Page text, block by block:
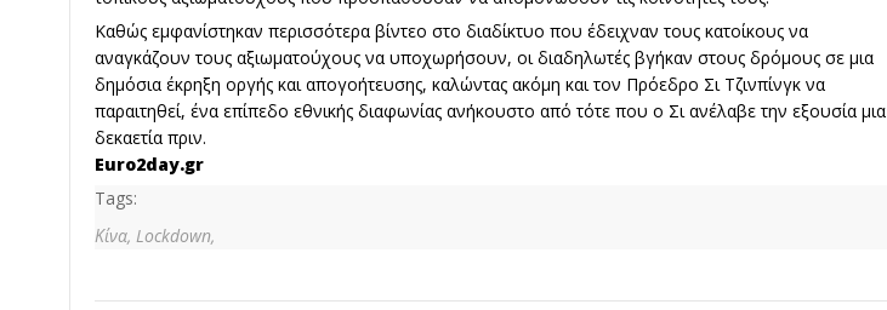
Καθώς εμφανίστηκαν περισσότερα βίντεο στο διαδίκτυο που έδειχναν τους κατοίκους να
αναγκάζουν τους αξιωματούχους να υποχωρήσουν, οι διαδηλωτές βγήκαν στους δρόμους σε μια
δημόσια έκρηξη οργής και απογοήτευσης, καλώντας ακόμη και τον Πρόεδρο Σι Τζινπίνγκ να
παραιτηθεί, ένα επίπεδο εθνικής διαφωνίας ανήκουστο από τότε που ο Σι ανέλαβε την εξουσία μια
δεκαετία πριν.
Euro2day.gr
Tags:
Κίνα, Lockdown,